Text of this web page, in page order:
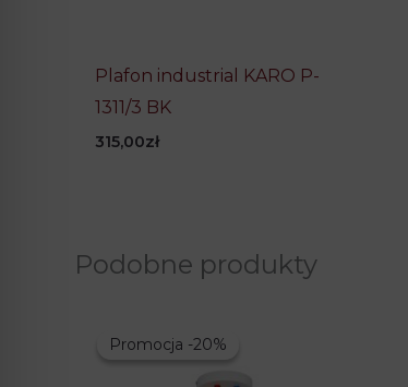
Plafon industrial KARO P-
1311/3 BK
315,00zł
Podobne produkty
Promocja -20%
Promocja -20%